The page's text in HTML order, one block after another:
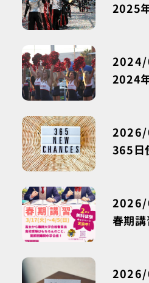
2025
2024
365日
春期講